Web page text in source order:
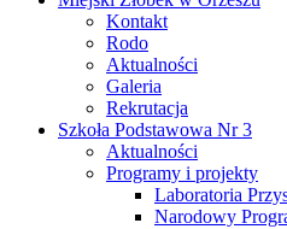
Kontakt
Rodo
Aktualności
Galeria
Rekrutacja
Szkoła Podstawowa Nr 3
Aktualności
Programy i projekty
Laboratoria
Narodowy